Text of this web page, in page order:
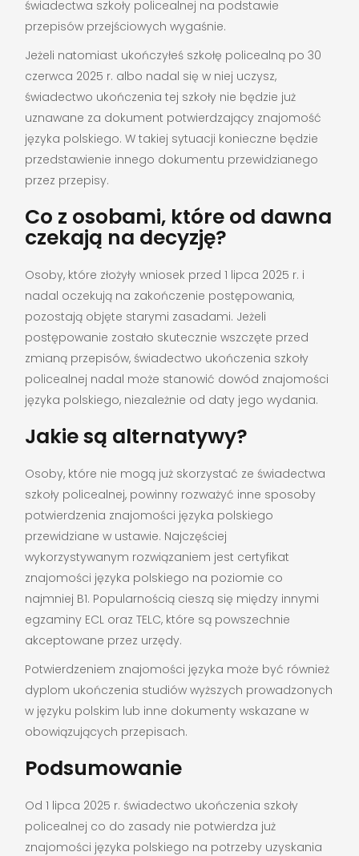
świadectwa szkoły policealnej na podstawie
przepisów przejściowych wygaśnie.
Jeżeli natomiast ukończyłeś szkołę policealną po 30
czerwca 2025 r. albo nadal się w niej uczysz,
świadectwo ukończenia tej szkoły nie będzie już
uznawane za dokument potwierdzający znajomość
języka polskiego. W takiej sytuacji konieczne będzie
przedstawienie innego dokumentu przewidzianego
przez przepisy.
Co z osobami, które od dawna
czekają na decyzję?
Osoby, które złożyły wniosek przed 1 lipca 2025 r. i
nadal oczekują na zakończenie postępowania,
pozostają objęte starymi zasadami. Jeżeli
postępowanie zostało skutecznie wszczęte przed
zmianą przepisów, świadectwo ukończenia szkoły
policealnej nadal może stanowić dowód znajomości
języka polskiego, niezależnie od daty jego wydania.
Jakie są alternatywy?
Osoby, które nie mogą już skorzystać ze świadectwa
szkoły policealnej, powinny rozważyć inne sposoby
potwierdzenia znajomości języka polskiego
przewidziane w ustawie. Najczęściej
wykorzystywanym rozwiązaniem jest certyfikat
znajomości języka polskiego na poziomie co
najmniej B1. Popularnością cieszą się między innymi
egzaminy ECL oraz TELC, które są powszechnie
akceptowane przez urzędy.
Potwierdzeniem znajomości języka może być również
dyplom ukończenia studiów wyższych prowadzonych
w języku polskim lub inne dokumenty wskazane w
obowiązujących przepisach.
Podsumowanie
Od 1 lipca 2025 r. świadectwo ukończenia szkoły
policealnej co do zasady nie potwierdza już
znajomości języka polskiego na potrzeby uzyskania